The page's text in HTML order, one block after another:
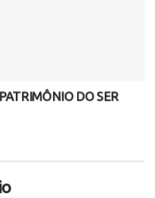
DO SER